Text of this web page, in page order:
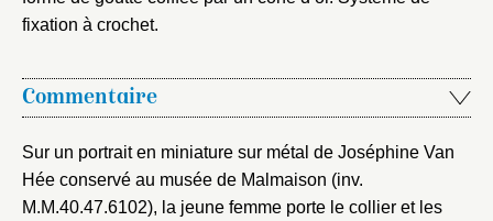
fixation à crochet.
Commentaire
Sur un portrait en miniature sur métal de Joséphine Van
Hée conservé au musée de Malmaison (inv.
M.M.40.47.6102), la jeune femme porte le collier et les